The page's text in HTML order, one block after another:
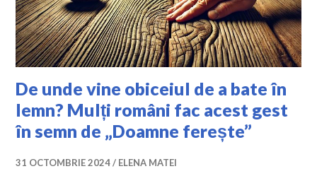
De unde vine obiceiul de a bate în
lemn? Mulți români fac acest gest
în semn de „Doamne ferește”
31 OCTOMBRIE 2024 ELENA MATEI